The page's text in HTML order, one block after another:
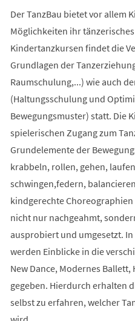
Der TanzBau bietet vor allem
Möglichkeiten ihr
Kindertanzkursen findet die
Grundlagen der
Raumschulung,...) wie auch
(Haltungsschulung und
Bewegungsmuster) statt. Die
spielerischen Zugang zum
Grundelemente der
krabbeln, rollen, gehen,
schwingen,federn,
kindgerechte
nicht nur nachgeahmt,
ausprobiert und umgesetzt.
werden Einblicke in die
New Dance, Modernes
gegeben. Hierdurch erhalten
selbst zu erfahren, welcher